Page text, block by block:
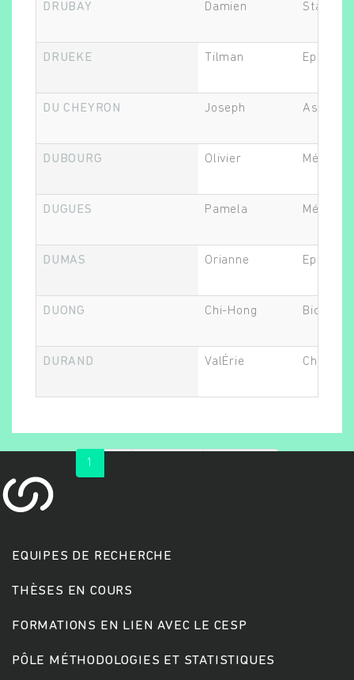
DRUBAY Damien
DRUEKE Tilman
DU CHEYRON Joseph
DUBOURG Olivier Médecin
DUGUES Pamela Médecin
DUMAS Orianne
DUONG Chi-Hong
DURAND ValÉrie Chef.fe
1
EQUIPES DE RECHERCHE
THÈSES EN COURS
FORMATIONS EN LIEN AVEC LE CESP
PÔLE MÉTHODOLOGIES ET STATISTIQUES